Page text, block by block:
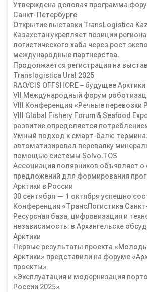
Утверждена деловая программа
Санкт-Петербурге
Открытие выставки TransLogistica
Казахстан укрепляет позиции
логистического хаба через рост
международные партнерства.
Продолжается регистрация на
Translogistica Ural 2025
RAO/CIS OFFSHORE – будущее
VII Международный форум
VIII Конференция «Речные перевозки
VIII Global Fishery Forum & Seafood
развитие определяется
Умный подход к смарт-балк:
автоматизировал перевалку
помощью системы Solvo.TOS
Ассоциация полярников объявляет о
предложений для формирования
Арктики в России
30 сентября — 1 октября успешно
Конференция «ТрансЛогистика
Ресурсная база, цифровизация и
независимость: в Архангельске
Арктики
Первые результаты проекта
Арктики» представили на форуме
проекты»
«Эксплуатация и модернизация
России 2025»